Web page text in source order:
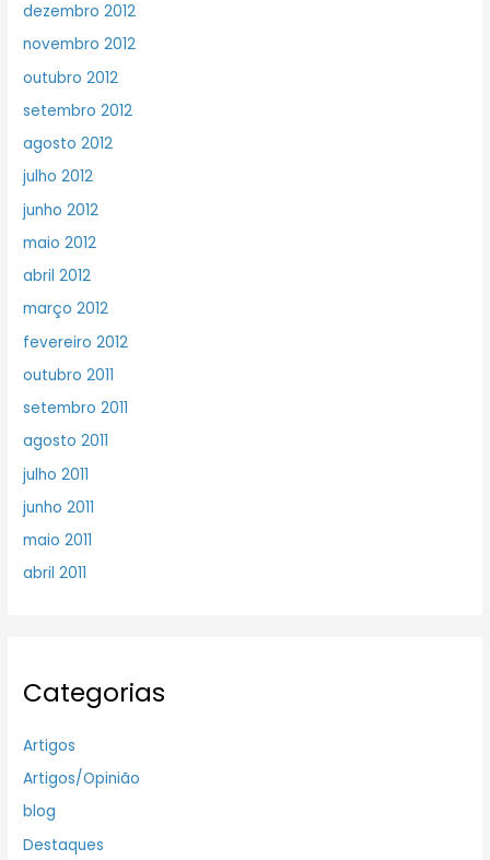
dezembro 2012
novembro 2012
outubro 2012
setembro 2012
agosto 2012
julho 2012
junho 2012
maio 2012
abril 2012
março 2012
fevereiro 2012
outubro 2011
setembro 2011
agosto 2011
julho 2011
junho 2011
maio 2011
abril 2011
Categorias
Artigos
Artigos/Opinião
blog
Destaques